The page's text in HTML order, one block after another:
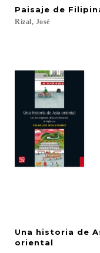
Paisaje de
Rizal, José
Una historia de
oriental